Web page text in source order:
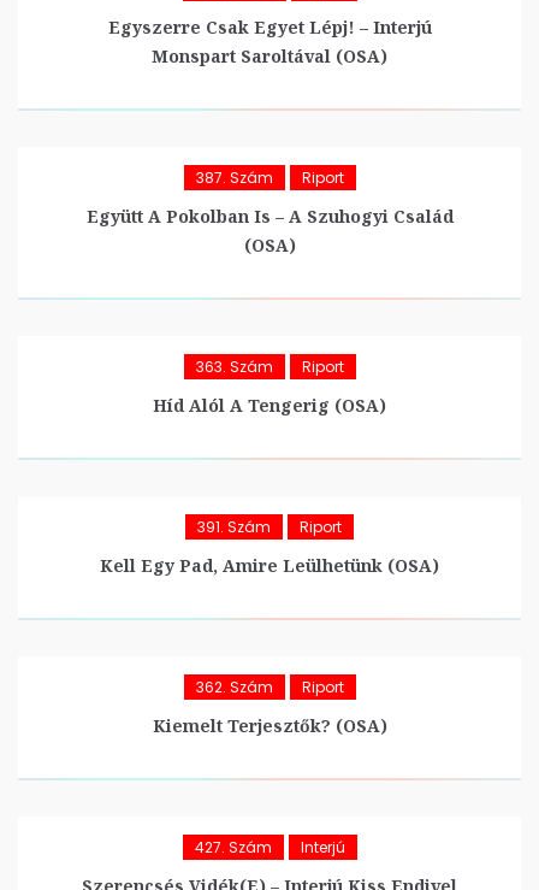
Egyszerre Csak Egyet Lépj! – Interjú
Monspart Saroltával (OSA)
387. Szám Riport
Együtt A Pokolban Is – A Szuhogyi Család
(OSA)
363. Szám Riport
Híd Alól A Tengerig (OSA)
391. Szám Riport
Kell Egy Pad, Amire Leülhetünk (OSA)
362. Szám Riport
Kiemelt Terjesztők? (OSA)
427. Szám Interjú